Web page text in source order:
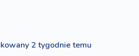
2 tygodnie temu